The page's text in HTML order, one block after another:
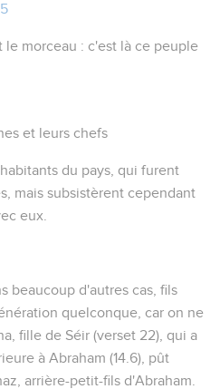
le morceau : c'est là ce peuple
et leurs chefs
du pays, qui furent
mais subsistèrent cependant
eux.
beaucoup d'autres cas, fils
quelconque, car on ne
fille de Séir (verset 22), qui a
à Abraham (14.6), pût
arrière-petit-fils d'Abraham.